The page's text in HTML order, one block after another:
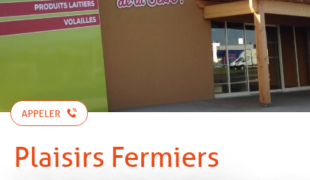
APPELER
Plaisirs Fermiers